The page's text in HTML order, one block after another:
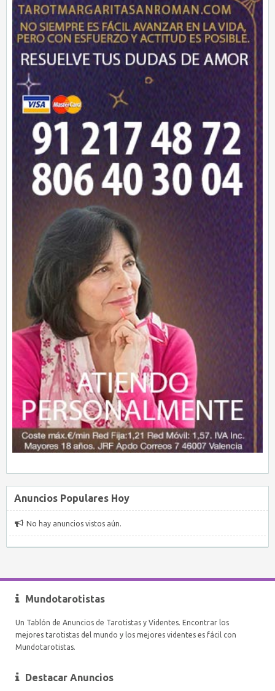
Anuncios Populares Hoy
No hay anuncios vistos aún.
Mundotarotistas
Un Tablón de Anuncios de Tarotistas y Videntes. Encontrar los
mejores tarotistas del mundo y los mejores videntes es fácil con
Mundotarotistas.
Destacar Anuncios